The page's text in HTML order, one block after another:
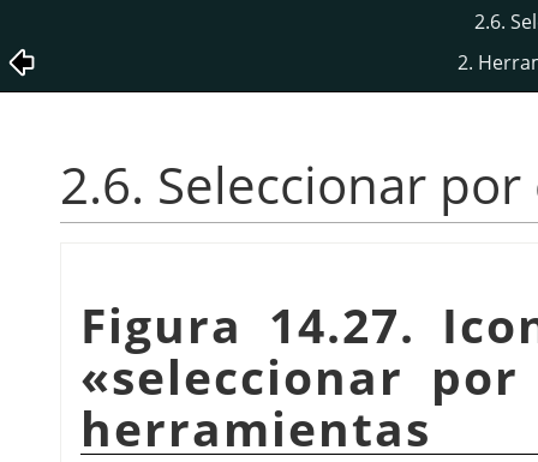
2.6.
2.
2.6. Seleccionar
Figura 14.27.
«seleccionar
herramientas